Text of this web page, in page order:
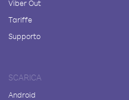
Viber Out
Tariffe
Supporto
SCARICA
Android